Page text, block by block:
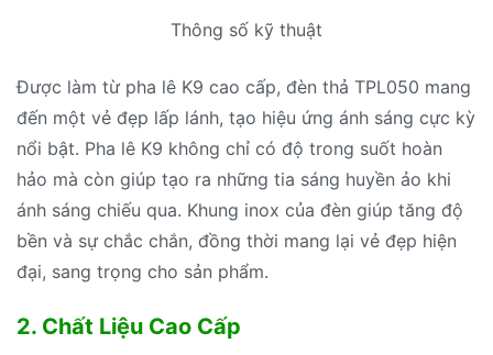
Thông số kỹ thuật
Được làm từ pha lê K9 cao cấp, đèn thả TPL050 mang
đến một vẻ đẹp lấp lánh, tạo hiệu ứng ánh sáng cực kỳ
nổi bật. Pha lê K9 không chỉ có độ trong suốt hoàn
hảo mà còn giúp tạo ra những tia sáng huyền ảo khi
ánh sáng chiếu qua. Khung inox của đèn giúp tăng độ
bền và sự chắc chắn, đồng thời mang lại vẻ đẹp hiện
đại, sang trọng cho sản phẩm.
2. Chất Liệu Cao Cấp